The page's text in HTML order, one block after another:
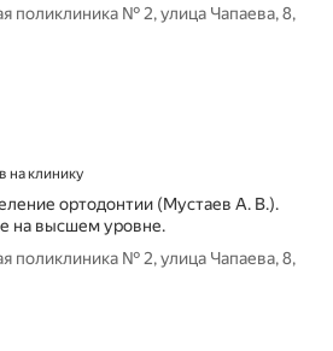
поликлиника № 2, улица Чапаева, 8,
на клинику
ортодонтии (Мустаев А. В.).
на высшем уровне.
поликлиника № 2, улица Чапаева, 8,